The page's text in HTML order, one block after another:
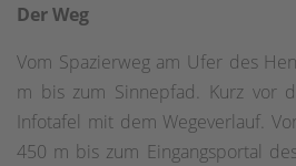
Der Weg
Vom Spazierweg am Ufer des
m bis zum Sinnepfad. Kurz vor
Infotafel mit dem Wegeverlauf.
450 m bis zum Eingangsportal